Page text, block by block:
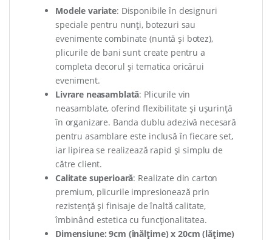
Modele variate: Disponibile în designuri
speciale pentru nunți, botezuri sau
evenimente combinate (nuntă și botez),
plicurile de bani sunt create pentru a
completa decorul și tematica oricărui
eveniment.
Livrare neasamblată: Plicurile vin
neasamblate, oferind flexibilitate și ușurință
în organizare. Banda dublu adezivă necesară
pentru asamblare este inclusă în fiecare set,
iar lipirea se realizează rapid și simplu de
către client.
Calitate superioară: Realizate din carton
premium, plicurile impresionează prin
rezistență și finisaje de înaltă calitate,
îmbinând estetica cu funcționalitatea.
Dimensiune: 9cm (înălțime) x 20cm (lățime)